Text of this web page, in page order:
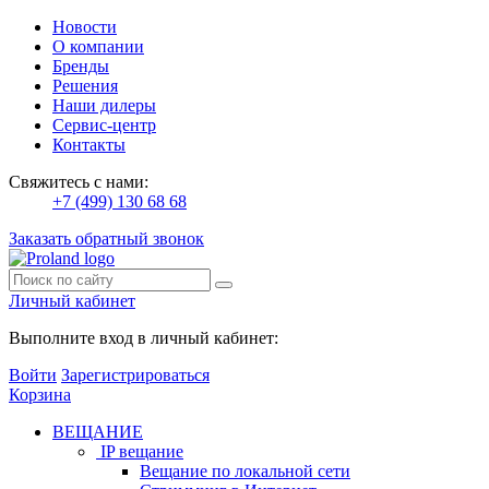
Новости
О компании
Бренды
Решения
Наши дилеры
Сервис-центр
Контакты
Свяжитесь с нами:
+7 (499) 130 68 68
Заказать обратный звонок
Личный кабинет
Выполните вход в личный кабинет:
Войти Зарегистрироваться
Корзина
ВЕЩАНИЕ
IP вещание
Вещание по локальной сети